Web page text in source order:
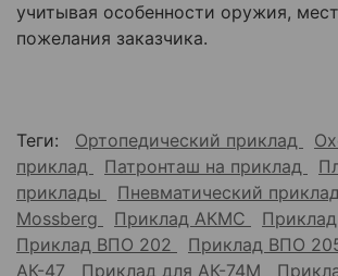
учитывая особенности оружия,
пожелания заказчика.
Теги: Ортопедический приклад
приклад
Патронташ на приклад
приклады
Пневматический
Mossberg
Приклад АКМС
Приклад ВПО 202
Приклад ВПО
АК-47
Приклад для АК-74М